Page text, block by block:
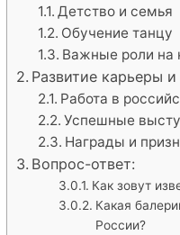
Детство и семья
Обучение танцу
Важные роли на
Развитие карьеры
Работа в
Успешные
Награды и
Вопрос-ответ:
Как зовут
Какая
России?